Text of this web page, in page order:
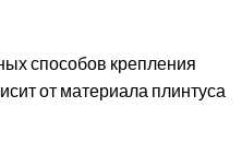
способов крепления
от материала плинтуса